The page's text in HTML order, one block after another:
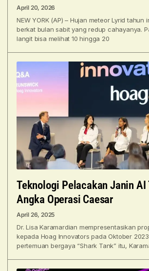
April 20, 2026
NEW YORK (AP) – Hujan meteor Lyrid tahun
berkat bulan sabit yang redup cahayanya.
langit bisa melihat 10 hingga 20
Teknologi Pelacakan Janin
Angka Operasi Caesar
April 26, 2025
Dr. Lisa Karamardian mempresentasikan
kepada Hoag Innovators pada Oktober
pertemuan bergaya “Shark Tank” itu,